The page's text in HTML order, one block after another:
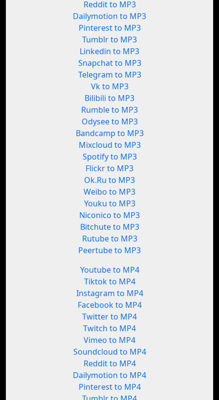
Reddit to MP3
Dailymotion to MP3
Pinterest to MP3
Tumblr to MP3
Linkedin to MP3
Snapchat to MP3
Telegram to MP3
Vk to MP3
Bilibili to MP3
Rumble to MP3
Odysee to MP3
Bandcamp to MP3
Mixcloud to MP3
Spotify to MP3
Flickr to MP3
Ok.Ru to MP3
Weibo to MP3
Youku to MP3
Niconico to MP3
Bitchute to MP3
Rutube to MP3
Peertube to MP3
Youtube to MP4
Tiktok to MP4
Instagram to MP4
Facebook to MP4
Twitter to MP4
Twitch to MP4
Vimeo to MP4
Soundcloud to MP4
Reddit to MP4
Dailymotion to MP4
Pinterest to MP4